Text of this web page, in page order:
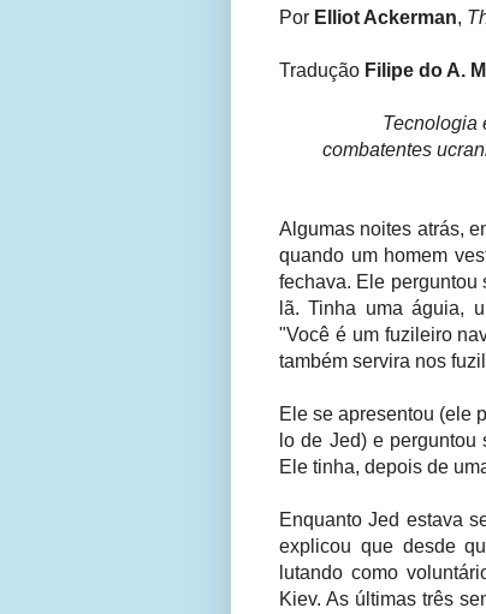
Por Elliot Ackerman,
Tradução Filipe do A.
Tecnologia
combatentes
Algumas noites atrás,
quando um homem
fechava. Ele perguntou
lã. Tinha uma águia,
"Você é um fuzileiro
também servira nos
Ele se apresentou (ele
lo de Jed) e
Ele tinha, depois de
Enquanto Jed estava
explicou que desde
lutando como
Kiev. As últimas três